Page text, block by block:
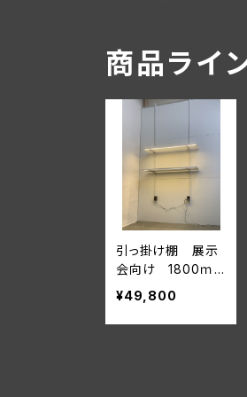
商品ライ
引っ掛け棚 展示
会向け 1800ｍ
ｍタイプ(照明付き
棚板2枚付き)
¥49,800